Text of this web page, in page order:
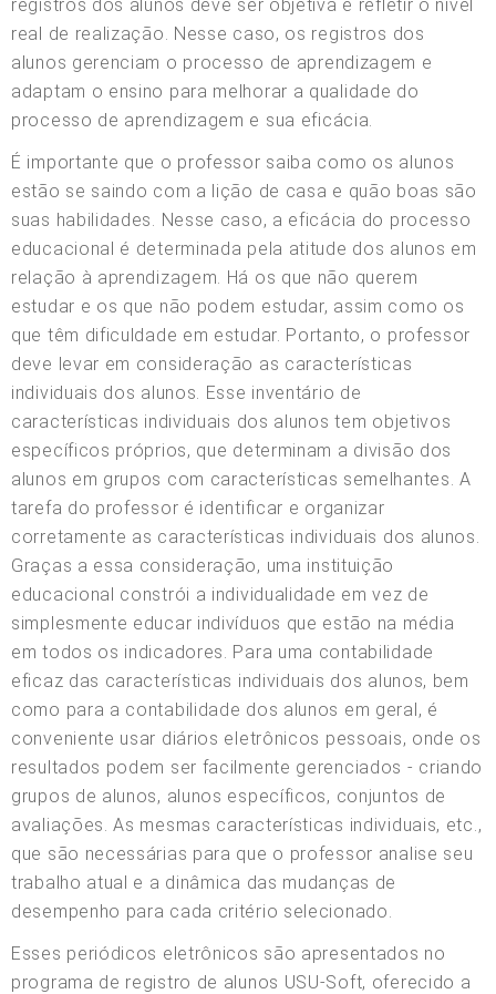
registros dos alunos deve ser objetiva e refletir o nível
real de realização. Nesse caso, os registros dos
alunos gerenciam o processo de aprendizagem e
adaptam o ensino para melhorar a qualidade do
processo de aprendizagem e sua eficácia.
É importante que o professor saiba como os alunos
estão se saindo com a lição de casa e quão boas são
suas habilidades. Nesse caso, a eficácia do processo
educacional é determinada pela atitude dos alunos em
relação à aprendizagem. Há os que não querem
estudar e os que não podem estudar, assim como os
que têm dificuldade em estudar. Portanto, o professor
deve levar em consideração as características
individuais dos alunos. Esse inventário de
características individuais dos alunos tem objetivos
específicos próprios, que determinam a divisão dos
alunos em grupos com características semelhantes. A
tarefa do professor é identificar e organizar
corretamente as características individuais dos alunos.
Graças a essa consideração, uma instituição
educacional constrói a individualidade em vez de
simplesmente educar indivíduos que estão na média
em todos os indicadores. Para uma contabilidade
eficaz das características individuais dos alunos, bem
como para a contabilidade dos alunos em geral, é
conveniente usar diários eletrônicos pessoais, onde os
resultados podem ser facilmente gerenciados - criando
grupos de alunos, alunos específicos, conjuntos de
avaliações. As mesmas características individuais, etc.,
que são necessárias para que o professor analise seu
trabalho atual e a dinâmica das mudanças de
desempenho para cada critério selecionado.
Esses periódicos eletrônicos são apresentados no
programa de registro de alunos USU-Soft, oferecido a